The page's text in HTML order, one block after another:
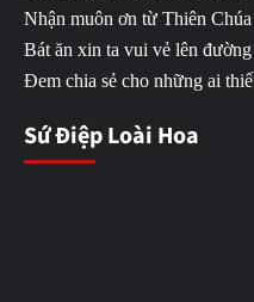
Nhận muôn ơn từ Thiên
Bát ăn xin ta vui vẻ lên đường
Đem chia sẻ cho những ai
Sứ Điệp Loài Hoa